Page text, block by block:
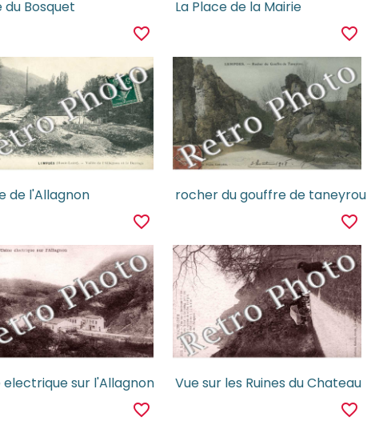
du Bosquet
favorite_border
La Place de la Mairie
favorite_border
de l'Allagnon
favorite_border
rocher du gouffre de taneyrou
favorite_border
electrique sur l'Allagnon
favorite_border
Vue sur les Ruines du Chateau
favorite_border